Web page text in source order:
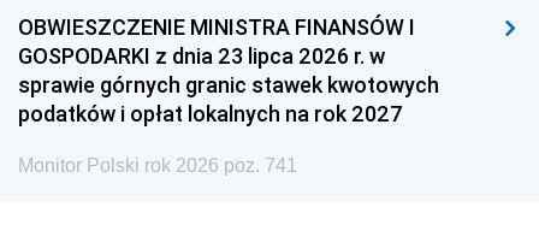
OBWIESZCZENIE MINISTRA FINANSÓW I
GOSPODARKI z dnia 23 lipca 2026 r. w
sprawie górnych granic stawek kwotowych
podatków i opłat lokalnych na rok 2027
Monitor Polski rok 2026 poz. 741